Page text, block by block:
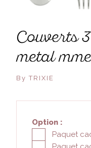
couverts 3 pieces silicone et
metal
By TRIXIE
Option :
Paquet